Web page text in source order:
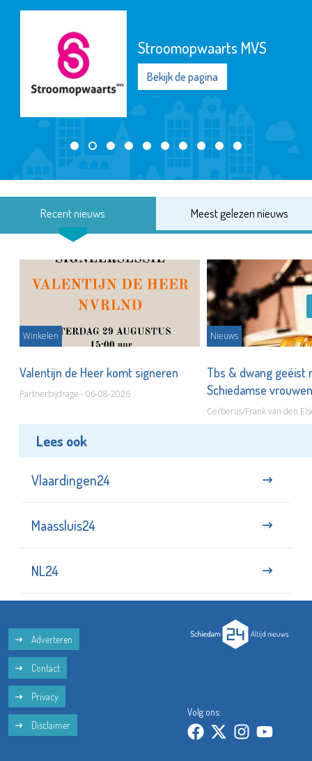
Stroomopwaarts MVS
Bekijk de pagina
Recent nieuws Meest gelezen nieuws
Winkelen
Valentijn de Heer komt signeren
Partnerbijdrage - 06-08-2026
Nieuws
Tbs & dwang geëist
Schiedamse
Cerberus/Frank van den
Lees ook
Vlaardingen24
Maassluis24
NL24
Adverteren
Contact
Privacy
Disclaimer
Volg ons: